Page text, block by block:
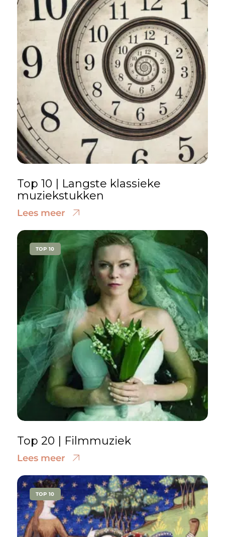
Top 10 | Langste klassieke
muziekstukken
Lees meer
TOP 10
Top 20 | Filmmuziek
Lees meer
TOP 10